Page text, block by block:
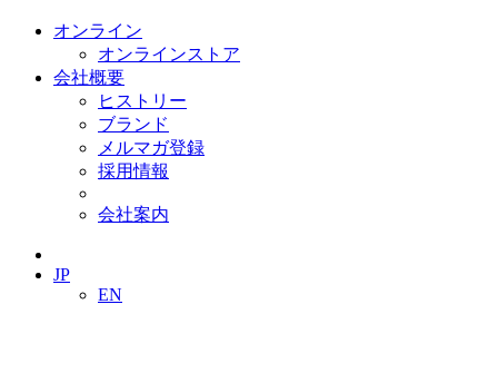
オンライン
オンラインストア
会社概要
ヒストリー
ブランド
メルマガ登録
採用情報
会社案内
JP
EN